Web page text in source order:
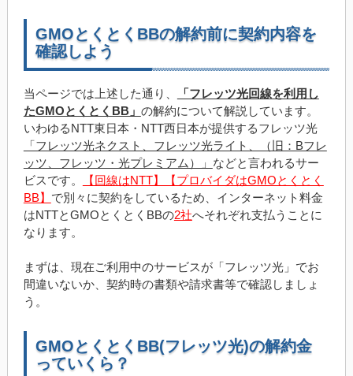
GMOとくとくBBの解約前に契約内容を
確認しよう
当ページでは上述した通り、
「フレッツ光回線を利用し
たGMOとくとくBB」 の解約について解説しています。
いわゆるNTT東日本・NTT西日本が提供するフレッツ光
「フレッツ光ネクスト、フレッツ光ライト、（旧：Bフレ
ッツ、フレッツ・光プレミアム）」 などと言われるサー
ビスです。
【回線はNTT】【プロバイダはGMOとくとく
BB】 で別々に契約をしているため、インターネット料金
はNTTとGMOとくとくBBの2社へそれぞれ支払うことに
なります。
まずは、現在ご利用中のサービスが「フレッツ光」でお
間違いないか、契約時の書類や請求書等で確認しましょ
う。
GMOとくとくBB(フレッツ光)の解約金
っていくら？